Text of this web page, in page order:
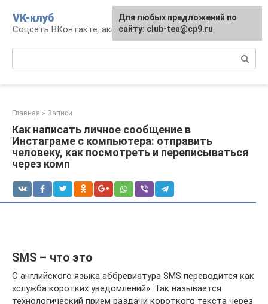
контенту
VK-клуб
Соцсеть ВКонтакте: аккаунт, общение, досуг
Главная » Записи
Как написать личное сообщение в
Инстаграме с компьютера: отправить
человеку, как посмотреть и переписываться
через комп
SMS – что это
С английского языка аббревиатура SMS переводится как
«служба коротких уведомлений». Так называется
технологический прием раздачи короткого текста через
Для любых предложений по
сайту: club-tea@cp9.ru